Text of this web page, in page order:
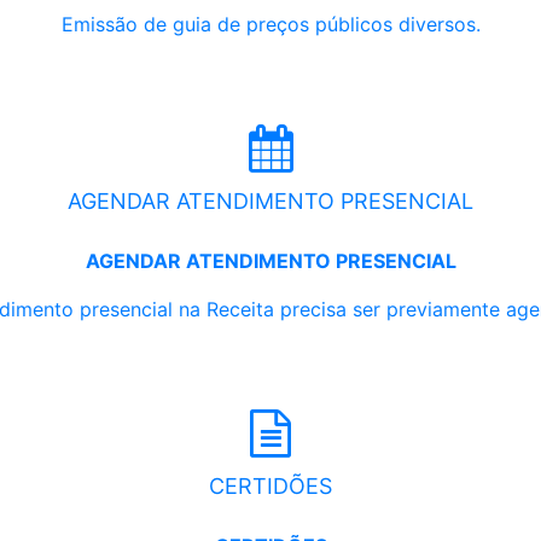
Emissão de guia de preços públicos diversos.
AGENDAR ATENDIMENTO PRESENCIAL
AGENDAR ATENDIMENTO PRESENCIAL
presencial na Receita precisa ser previamente
CERTIDÕES